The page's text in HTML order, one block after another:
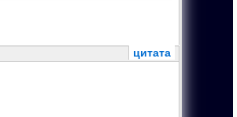
цитата